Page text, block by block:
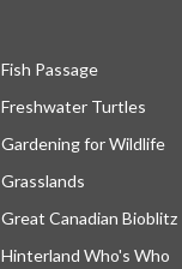
Fish Passage
Freshwater Turtles
Gardening for Wildlife
Grasslands
Great Canadian Bioblitz
Hinterland Who's Who